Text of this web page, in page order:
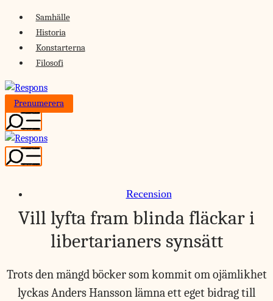
Skip
content
Samhälle
Historia
Konstarterna
Filosofi
Prenumerera
Recension
Vill lyfta fram blinda fläckar i
libertarianers synsätt
Trots den mängd böcker som kommit om ojämlikhet
lyckas Anders Hansson lämna ett eget bidrag till